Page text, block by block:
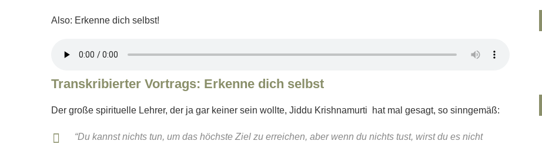
Also: Erkenne dich selbst!
Transkribierter Vortrags: Erkenne dich selbst
Der große spirituelle Lehrer, der ja gar keiner sein wollte, Jiddu Krishnamurti hat mal gesagt, so sinngemäß:
“Du kannst nichts tun, um das höchste Ziel zu erreichen, aber wenn du nichts tust, wirst du es nicht